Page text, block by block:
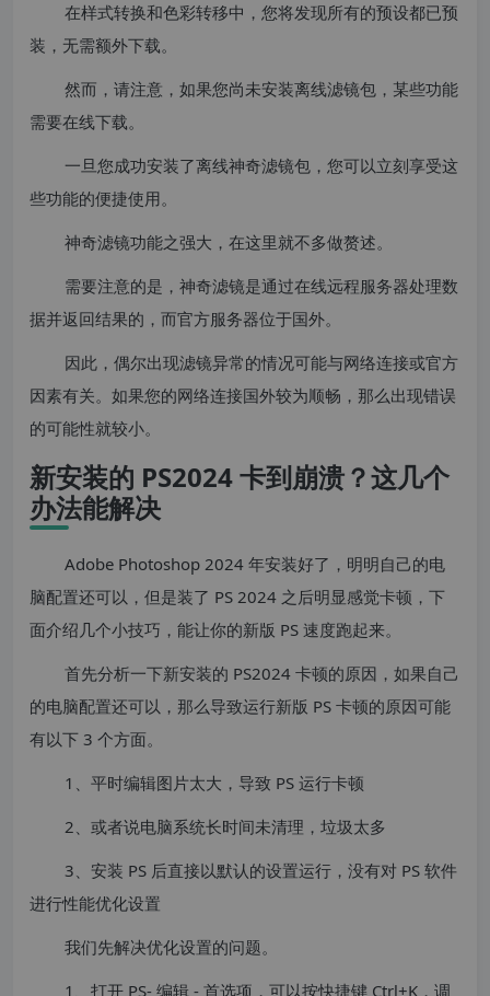
在样式转换和色彩转移中，您将发现所有的预设都已预
装，无需额外下载。
然而，请注意，如果您尚未安装离线滤镜包，某些功能
需要在线下载。
一旦您成功安装了离线神奇滤镜包，您可以立刻享受这
些功能的便捷使用。
神奇滤镜功能之强大，在这里就不多做赘述。
需要注意的是，神奇滤镜是通过在线远程服务器处理数
据并返回结果的，而官方服务器位于国外。
因此，偶尔出现滤镜异常的情况可能与网络连接或官方
因素有关。如果您的网络连接国外较为顺畅，那么出现错误
的可能性就较小。
新安装的 PS2024 卡到崩溃？这几个
办法能解决
Adobe Photoshop 2024 年安装好了，明明自己的电
脑配置还可以，但是装了 PS 2024 之后明显感觉卡顿，下
面介绍几个小技巧，能让你的新版 PS 速度跑起来。
首先分析一下新安装的 PS2024 卡顿的原因，如果自己
的电脑配置还可以，那么导致运行新版 PS 卡顿的原因可能
有以下 3 个方面。
1、平时编辑图片太大，导致 PS 运行卡顿
2、或者说电脑系统长时间未清理，垃圾太多
3、安装 PS 后直接以默认的设置运行，没有对 PS 软件
进行性能优化设置
我们先解决优化设置的问题。
1、打开 PS- 编辑 - 首选项，可以按快捷键 Ctrl+K，调